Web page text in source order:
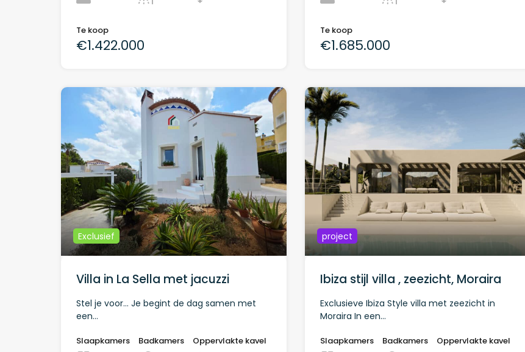
Te koop
€1.422.000
Te koop
€1.685.000
Exclusief
Villa in La Sella met jacuzzi
Stel je voor… Je begint de dag samen met
een…
Slaapkamers
Badkamers
Oppervlakte kavel
project
Ibiza stijl villa , zeezicht, Moraira
Exclusieve Ibiza Style villa met zeezicht in
Moraira In een…
Slaapkamers
Badkamers
Oppervlakte kavel